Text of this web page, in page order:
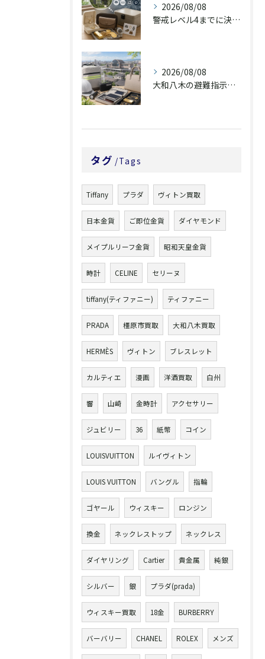
2026/08/08
警戒レベル4までに決める貴重品の持ち出し判断
2026/08/08
大和八木の避難指示と貴重品・査定品の備え
タグ Tags
Tiffany プラダ ヴィトン買取
日本金貨 ご即位金貨 ダイヤモンド
メイプルリーフ金貨 昭和天皇金貨
時計 CELINE セリーヌ
tiffany(ティファニー) ティファニー
PRADA 橿原市買取 大和八木買取
HERMÈS ヴィトン ブレスレット
カルティエ 漫画 洋酒買取 白州
響 山崎 金時計 アクセサリー
ジュビリー 36 紙幣 コイン
LOUISVUITTON ルイヴィトン
LOUIS VUITTON バングル 指輪
ゴヤール ウィスキー ロンジン
換金 ネックレストップ ネックレス
ダイヤリング Cartier 貴金属 純銀
シルバー 銀 プラダ(prada)
ウィスキー買取 18金 BURBERRY
バーバリー CHANEL ROLEX メンズ